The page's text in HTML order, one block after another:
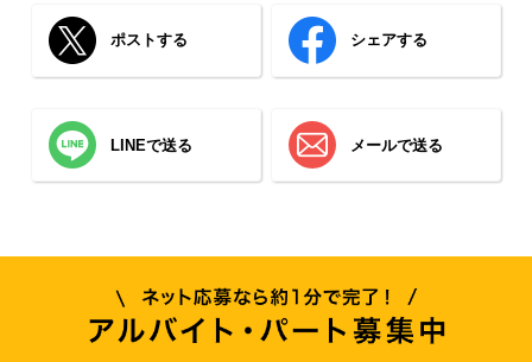
ポストする シェアする
LINEで送る メールで送る